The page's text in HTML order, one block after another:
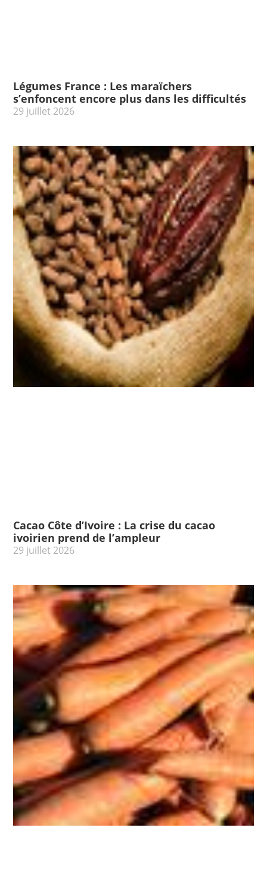
Légumes France : Les maraïchers
s’enfoncent encore plus dans les difficultés
29 juillet 2026
Cacao Côte d’Ivoire : La crise du cacao
ivoirien prend de l’ampleur
29 juillet 2026